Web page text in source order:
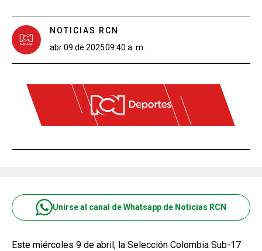
NOTICIAS RCN
abr 09 de 202509:40 a. m.
Unirse al canal de Whatsapp de Noticias RCN
Este miércoles 9 de abril, la Selección Colombia Sub-17